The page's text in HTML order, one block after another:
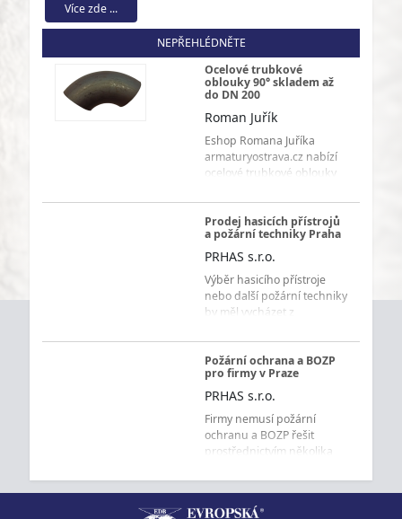
Více zde ...
NEPŘEHLÉDNĚTE
Ocelové trubkové
oblouky 90° skladem až
do DN 200
Roman Juřík
Eshop Romana Juříka
armaturyostrava.cz nabízí
ocelové trubkové oblouky
Vyberte potřebnou dimenzi
pohodlně v e-shopu a
objednejte s rychlým
dodáním.
Prodej hasicích přístrojů
a požární techniky Praha
PRHAS s.r.o.
Výběr hasicího přístroje
nebo další požární techniky
by měl vycházet z
způsobu použití. PRHAS
s.r.o. dodává zákazníkům v
Praze a Středočeském kraji
hasicí přístroje, hydranty,
další vybavení a zároveň
pomáhá s volbou
institucím, správcům
nemovitostí, bytovým
Požární ochrana a BOZP
pro firmy v Praze
PRHAS s.r.o.
Firmy nemusí požární
ochranu a BOZP řešit
prostřednictvím několika
PRHAS s.r.o. poskytuje
Středočeském kraji